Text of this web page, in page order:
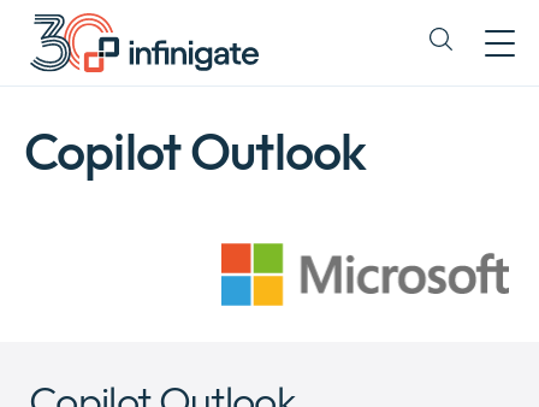
Zum
Inhalt
wechseln
Expand
Copilot Outlook